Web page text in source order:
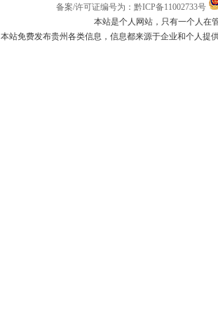
备案/许可证编号为：黔ICP备11002733号
本站是个人网站，只有一个人在
本站免费发布贵州各类信息，信息都来源于企业和个人提